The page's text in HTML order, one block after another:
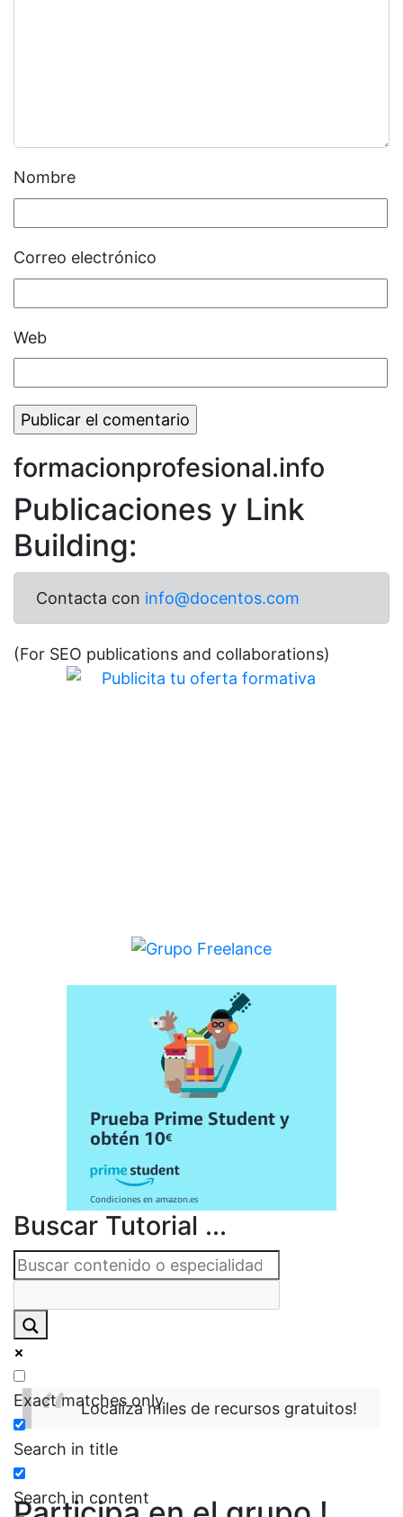
Nombre
Correo electrónico
Web
formacionprofesional.info
Publicaciones y Link
Building:
Contacta con info@docentos.com
(For SEO publications and collaborations)
Buscar Tutorial ...
Exact matches only
Search in title
Search in content
Localiza miles de recursos gratuitos!